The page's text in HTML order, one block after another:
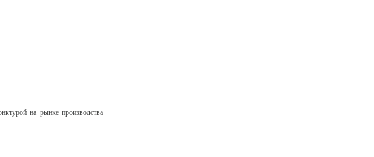
на рынке производства